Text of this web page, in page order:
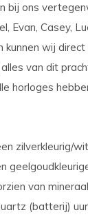
bij ons
Evan, Casey,
kunnen wij
van dit
horloges
zilverkleurig/
van
(batterij)